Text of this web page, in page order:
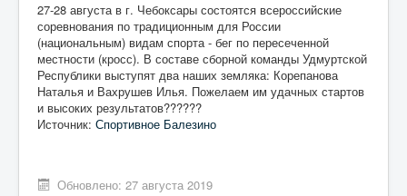
27-28 августа в г. Чебоксары состоятся всероссийские
соревнования по традиционным для России
(национальным) видам спорта - бег по пересеченной
местности (кросс). В составе сборной команды Удмуртской
Республики выступят два наших земляка: Корепанова
Наталья и Вахрушев Илья. Пожелаем им удачных стартов
и высоких результатов??????
Источник: Спортивное Балезино
Обновлено: 27 августа 2019